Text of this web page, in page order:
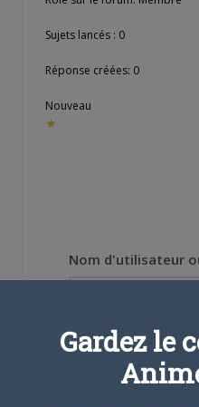
Sujets lancés : 0
Réponse créées: 0
Nouveau
★
Nom d'utilisateur
Mot de passe
Gardez le